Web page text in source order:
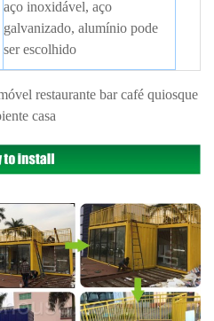
aço inoxidável, aço
galvanizado, alumínio pode
ser escolhido
restaurante bar café quiosque
casa